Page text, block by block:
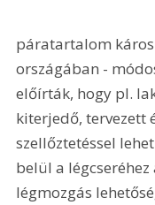
páratartalom
országában -
előírták, hogy pl.
kiterjedő, tervezett
szellőztetéssel
belül a
légmozgás